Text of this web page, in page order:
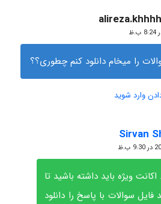
را میخام دانلود کنم چطوری؟؟
وارد شوید
Sirvan
ب.ظ
اکانت ویژه باید داشته باشید تا
فایل سوالات با پاسخ را دانلود